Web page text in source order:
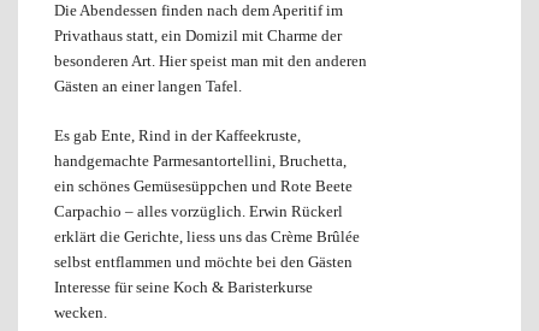
Die Abendessen finden nach dem Aperitif im
Privathaus statt, ein Domizil mit Charme der
besonderen Art. Hier speist man mit den anderen
Gästen an einer langen Tafel.
Es gab Ente, Rind in der Kaffeekruste,
handgemachte Parmesantortellini, Bruchetta,
ein schönes Gemüsesüppchen und Rote Beete
Carpachio – alles vorzüglich. Erwin Rückerl
erklärt die Gerichte, liess uns das Crème Brûlée
selbst entflammen und möchte bei den Gästen
Interesse für seine Koch & Baristerkurse
wecken.